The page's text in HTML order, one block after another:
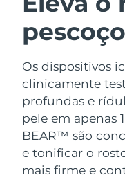
pescoço
Os dispositivos
clinicamente
profundas e
pele em apenas
BEAR™ são
e tonificar o
mais firme e